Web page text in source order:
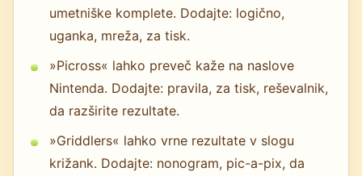
umetniške komplete. Dodajte: logično,
uganka, mreža, za tisk.
»Picross« lahko preveč kaže na naslove
Nintenda. Dodajte: pravila, za tisk, reševalnik,
da razširite rezultate.
»Griddlers« lahko vrne rezultate v slogu
križank. Dodajte: nonogram, pic-a-pix, da